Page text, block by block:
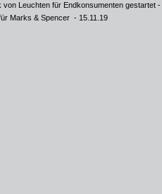
Leuchten für Endkonsumenten gestartet -
Marks & Spencer - 15.11.19